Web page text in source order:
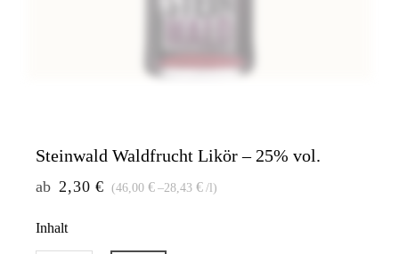
Steinwald Waldfrucht Likör – 25% vol.
ab 2,30€ (46,00 € –28,43 € /l)
Inhalt